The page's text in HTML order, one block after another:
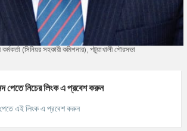
(সিনিয়র সহকারী কমিশনার), পটুয়াখালী পৌরসভা
পেতে নিচের লিংক এ প্রবেশ করুন
এই লিংক এ প্রবেশ করুন